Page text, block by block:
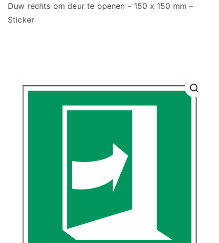
Duw rechts om deur te openen – 150 x 150 mm –
Sticker